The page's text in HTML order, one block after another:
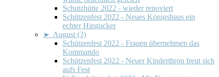
Schutzhütte 2022 - wieder renoviert
Schützenfest 2022 - Neues Königshaus ein
echter Hingucker
► August (3)
Schützenfest 2022 - Frauen übernehmen das
Kommando
Schützenfest 2022 - Neuer Kinderthron freut sich
aufs Fest